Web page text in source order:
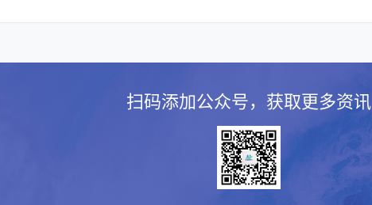
扫码添加公众号，获取更多资讯